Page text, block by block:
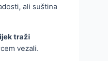
ali suština
traži
vezali.